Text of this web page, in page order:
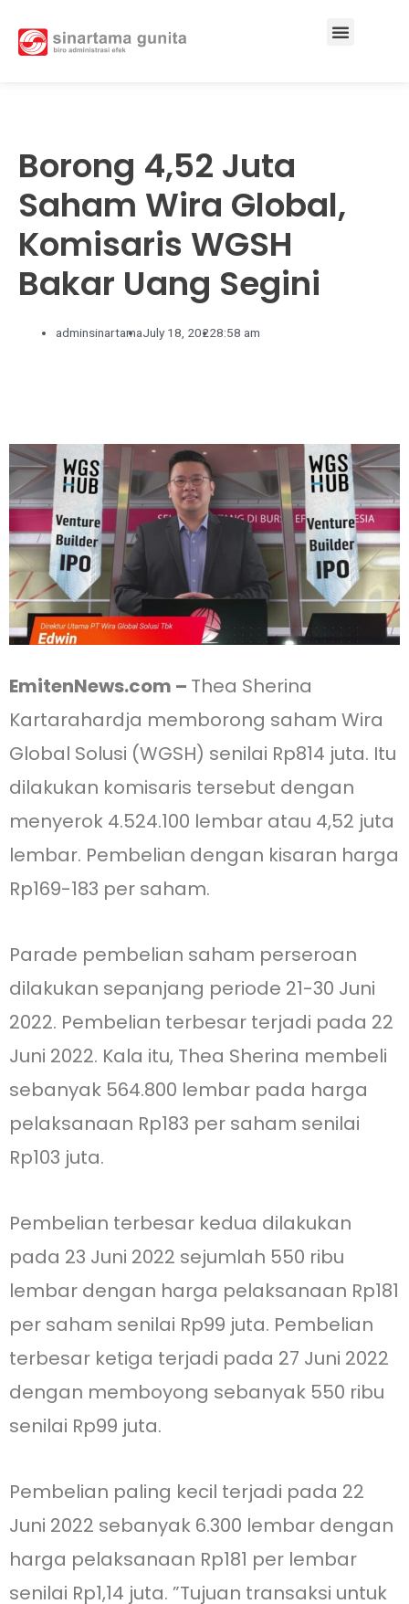
Borong 4,52 Juta
Saham Wira Global,
Komisaris WGSH
Bakar Uang Segini
adminsinartamaJuly 18, 20228:58 am
EmitenNews.com – Thea Sherina
Kartarahardja memborong saham Wira
Global Solusi (WGSH) senilai Rp814 juta. Itu
dilakukan komisaris tersebut dengan
menyerok 4.524.100 lembar atau 4,52 juta
lembar. Pembelian dengan kisaran harga
Rp169-183 per saham.
Parade pembelian saham perseroan
dilakukan sepanjang periode 21-30 Juni
2022. Pembelian terbesar terjadi pada 22
Juni 2022. Kala itu, Thea Sherina membeli
sebanyak 564.800 lembar pada harga
pelaksanaan Rp183 per saham senilai
Rp103 juta.
Pembelian terbesar kedua dilakukan
pada 23 Juni 2022 sejumlah 550 ribu
lembar dengan harga pelaksanaan Rp181
per saham senilai Rp99 juta. Pembelian
terbesar ketiga terjadi pada 27 Juni 2022
dengan memboyong sebanyak 550 ribu
senilai Rp99 juta.
Pembelian paling kecil terjadi pada 22
Juni 2022 sebanyak 6.300 lembar dengan
harga pelaksanaan Rp181 per lembar
senilai Rp1,14 juta. ”Tujuan transaksi untuk